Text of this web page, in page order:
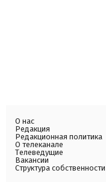
О нас
Редакция
Редакционная политика
О телеканале
Телеведущие
Вакансии
Структура собственности